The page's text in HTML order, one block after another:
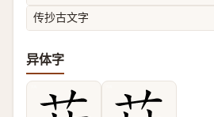
传抄古文字
异体字